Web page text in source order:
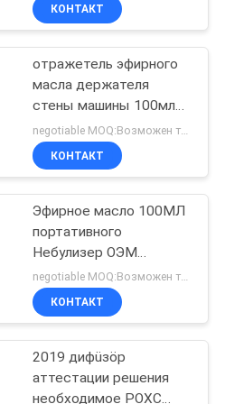
для
масел
аромата
75
КОНТАКТ
отражетель эфирного
масла держателя
стены машины 100мл
отражетеля
ароматности шума
55дба пластиковый
КОНТАКТ
Эфирное масло 100МЛ
портативного
Небулизер ОЭМ
машины отражетеля
нюха небольшого
электрическое
negotiable MOQ:Возможен торг
КОНТАКТ
2019 дифüзöр
аттестации решения
необходимое РОХС